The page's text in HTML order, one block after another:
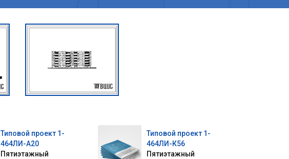
Типовой проект 1-
464ЛИ-А20
Пятиэтажный
Типовой проект 1-
464ЛИ-К56
Пятиэтажный